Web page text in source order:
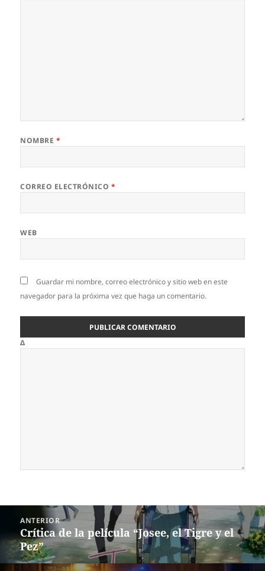
NOMBRE *
CORREO ELECTRÓNICO *
WEB
Guardar mi nombre, correo electrónico y sitio web en este
navegador para la próxima vez que haga un comentario.
Δ
Navegación
entradas
ANTERIOR
Entrada
anterior:
Crítica de la película “Josee, el Tigre y el
Pez”